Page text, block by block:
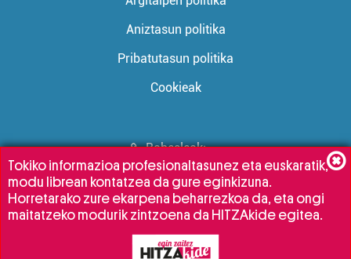
Aniztasun politika
Pribatutasun politika
Cookieak
Babesleak:
Tokiko informazioa profesionaltasunez eta euskaratik,
modu librean kontatzea da gure eginkizuna.
Horretarako zure ekarpena beharrezkoa da, eta ongi
maitatzeko modurik zintzoena da HITZAkide egitea.